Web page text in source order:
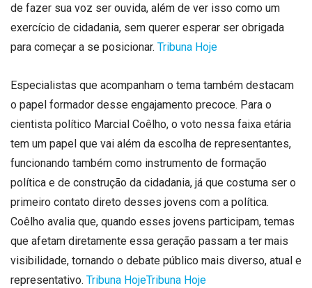
de fazer sua voz ser ouvida, além de ver isso como um
exercício de cidadania, sem querer esperar ser obrigada
para começar a se posicionar. Tribuna Hoje
Especialistas que acompanham o tema também destacam
o papel formador desse engajamento precoce. Para o
cientista político Marcial Coêlho, o voto nessa faixa etária
tem um papel que vai além da escolha de representantes,
funcionando também como instrumento de formação
política e de construção da cidadania, já que costuma ser o
primeiro contato direto desses jovens com a política.
Coêlho avalia que, quando esses jovens participam, temas
que afetam diretamente essa geração passam a ter mais
visibilidade, tornando o debate público mais diverso, atual e
representativo. Tribuna HojeTribuna Hoje